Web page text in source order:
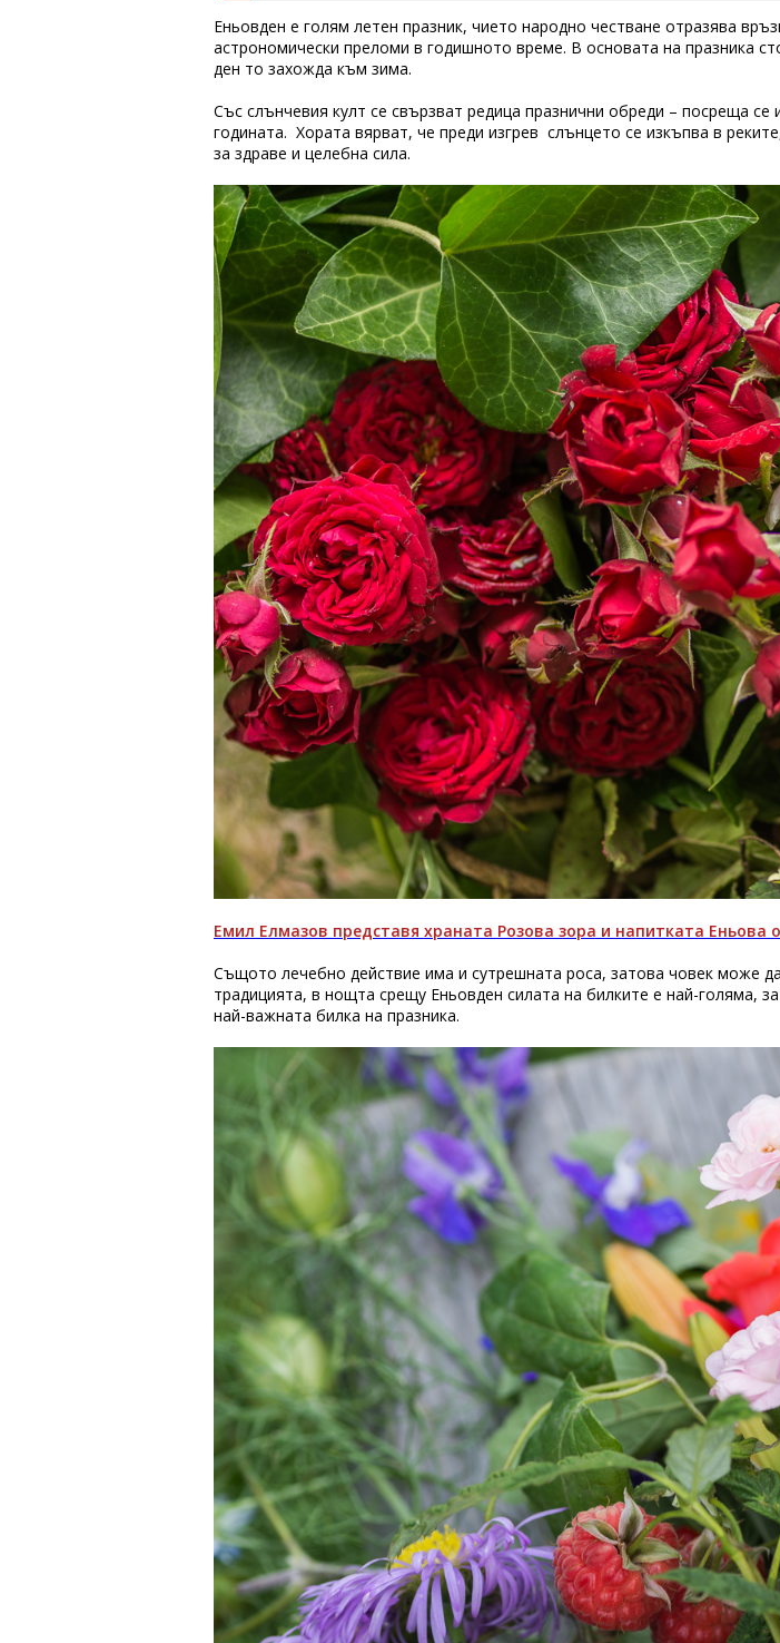
Еньовден е голям летен празник, чието народно честване отразява
астрономически преломи в годишното време. В основата на празника
ден то захожда към зима.
Със слънчевия култ се свързват редица празнични обреди – посреща се
годината. Хората вярват, че преди изгрев слънцето се изкъпва в
за здраве и целебна сила.
Емил Елмазов представя храната Розова зора и напитката Еньова
Същото лечебно действие има и сутрешната роса, затова човек може
традицията, в нощта срещу Еньовден силата на билките е най-голяма,
най-важната билка на празника.